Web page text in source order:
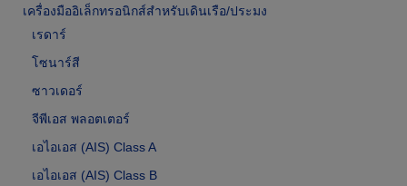
เครื่องมืออิเล็กทรอนิกส์สำหรับเดินเรือ/ประมง
เรดาร์
โซนาร์สี
ซาวเดอร์
จีพีเอส พลอตเตอร์
เอไอเอส (AIS) Class A
เอไอเอส (AIS) Class B